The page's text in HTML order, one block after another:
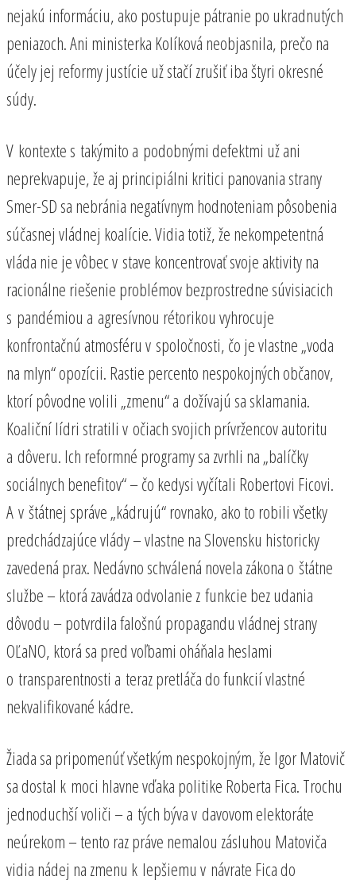
nejakú informáciu, ako postupuje pátranie po ukradnutých
peniazoch. Ani ministerka Kolíková neobjasnila, prečo na
účely jej reformy justície už stačí zrušiť iba štyri okresné
súdy.
V kontexte s takýmito a podobnými defektmi už ani
neprekvapuje, že aj principiálni kritici panovania strany
Smer-SD sa nebránia negatívnym hodnoteniam pôsobenia
súčasnej vládnej koalície. Vidia totiž, že nekompetentná
vláda nie je vôbec v stave koncentrovať svoje aktivity na
racionálne riešenie problémov bezprostredne súvisiacich
s pandémiou a agresívnou rétorikou vyhrocuje
konfrontačnú atmosféru v spoločnosti, čo je vlastne „voda
na mlyn“ opozícii. Rastie percento nespokojných občanov,
ktorí pôvodne volili „zmenu“ a dožívajú sa sklamania.
Koaliční lídri stratili v očiach svojich prívržencov autoritu
a dôveru. Ich reformné programy sa zvrhli na „balíčky
sociálnych benefitov“ – čo kedysi vyčítali Robertovi Ficovi.
A v štátnej správe „kádrujú“ rovnako, ako to robili všetky
predchádzajúce vlády – vlastne na Slovensku historicky
zavedená prax. Nedávno schválená novela zákona o štátne
službe – ktorá zavádza odvolanie z funkcie bez udania
dôvodu – potvrdila falošnú propagandu vládnej strany
OĽaNO, ktorá sa pred voľbami oháňala heslami
o transparentnosti a teraz pretláča do funkcií vlastné
nekvalifikované kádre.
Žiada sa pripomenúť všetkým nespokojným, že Igor Matovič
sa dostal k moci hlavne vďaka politike Roberta Fica. Trochu
jednoduchší voliči – a tých býva v davovom elektoráte
neúrekom – tento raz práve nemalou zásluhou Matoviča
vidia nádej na zmenu k lepšiemu v návrate Fica do